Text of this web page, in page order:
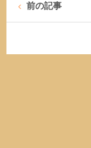
前の記事